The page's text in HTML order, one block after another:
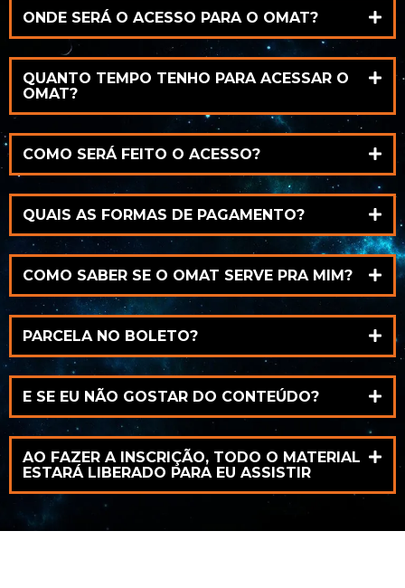
ONDE SERÁ O ACESSO PARA O OMAT?
QUANTO TEMPO TENHO PARA ACESSAR O
OMAT?
COMO SERÁ FEITO O ACESSO?
QUAIS AS FORMAS DE PAGAMENTO?
COMO SABER SE O OMAT SERVE PRA MIM?
PARCELA NO BOLETO?
E SE EU NÃO GOSTAR DO CONTEÚDO?
AO FAZER A INSCRIÇÃO, TODO O MATERIAL
ESTARÁ LIBERADO PARA EU ASSISTIR